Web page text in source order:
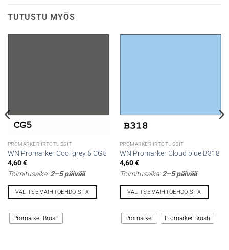
TUTUSTU MYÖS
PROMARKER IRTOTUSSIT
WN Promarker Cool grey 5 CG5
4,60€
Toimitusaika:2–5 päivää
VALITSE VAIHTOEHDOISTA
tuotteella
on
Promarker Brush
PROMARKER IRTOTUSSIT
WN Promarker Cloud blue B318
4,60€
Toimitusaika:2–5 päivää
VALITSE VAIHTOEHDOISTA
tuotteella
on
Promarker Promarker Brush